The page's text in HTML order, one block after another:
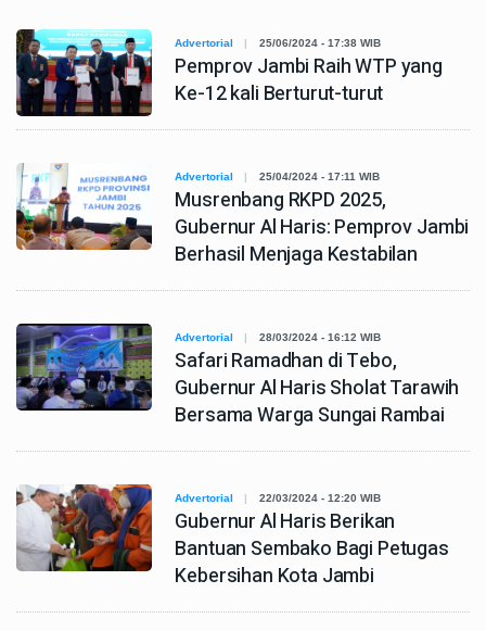
Advertorial 25/06/2024 - 17:38 WIB
Pemprov Jambi Raih WTP yang
Ke-12 kali Berturut-turut
Advertorial 25/04/2024 - 17:11 WIB
Musrenbang RKPD 2025,
Gubernur Al Haris: Pemprov Jambi
Berhasil Menjaga Kestabilan
Advertorial 28/03/2024 - 16:12 WIB
Safari Ramadhan di Tebo,
Gubernur Al Haris Sholat Tarawih
Bersama Warga Sungai Rambai
Advertorial 22/03/2024 - 12:20 WIB
Gubernur Al Haris Berikan
Bantuan Sembako Bagi Petugas
Kebersihan Kota Jambi